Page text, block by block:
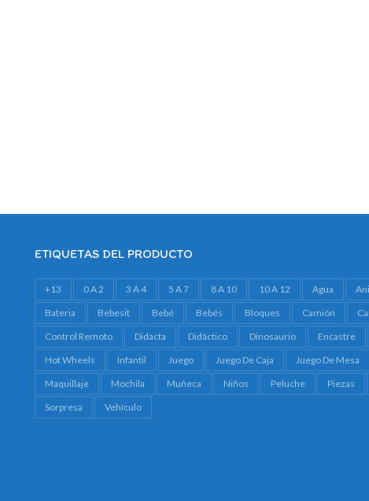
ETIQUETAS DEL PRODUCTO
+13 0 A 2 3 A 4 5 A 7 8 A 10 10 A 12 Agua
Bateria
Bebesit Bebé Bebés Bloques Camión
Control Remoto
Didacta Didáctico Dinosaurio Encastre
Hot Wheels
Infantil Juego Juego De Caja Juego De Mesa
Maquillaje
Mochila Muñeca Niños Peluche Piezas
Sorpresa
Vehículo